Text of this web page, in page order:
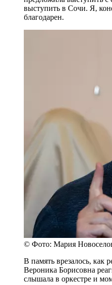
выступить в Сочи. Я,
благодарен.
© Фото: Мария
В память врезалось, как
Вероника Борисовна
слышала в оркестре и